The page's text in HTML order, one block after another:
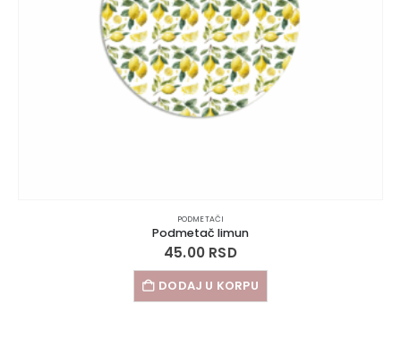
PODMETAČI
Podmetač limun
45.00 RSD
DODAJ U KORPU